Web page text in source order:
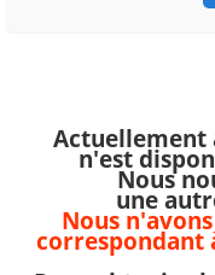
Actuellement
n'est
Nous
une
Nous
correspondant